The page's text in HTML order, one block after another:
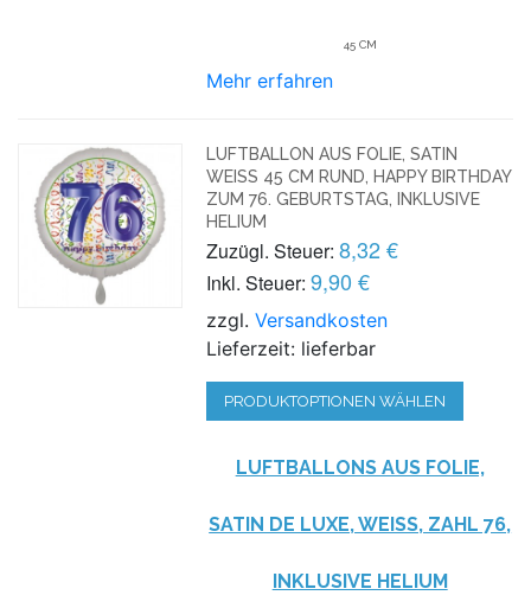
45 CM
Mehr erfahren
LUFTBALLON AUS FOLIE, SATIN
WEISS 45 CM RUND, HAPPY BIRTHDAY Z
UM 76. GEBURTSTAG, INKLUSIVE H
ELIUM
Zuzügl. Steuer: 8,32 €
Inkl. Steuer: 9,90 €
zzgl.Versandkosten
Lieferzeit: lieferbar
PRODUKTOPTIONEN WÄHLEN
LUFTBALLONS AUS FOLIE,
SATIN DE LUXE, WEISS, ZAHL 76, I
NKLUSIVE HELIUM